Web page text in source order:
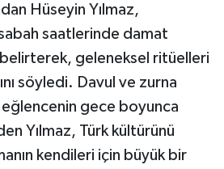
Hüseyin Yılmaz,
saatlerinde damat
belirterek, geleneksel ritüelleri
söyledi. Davul ve zurna
gece boyunca
Yılmaz, Türk kültürünü
kendileri için büyük bir